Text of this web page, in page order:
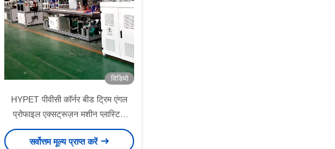
विडियो
HYPET पीवीसी कॉर्नर बीड ट्रिम एंगल
प्रोफाइल एक्सट्रूज़न मशीन प्लास्टिक
उत्पाद बनाने की मशीन निर्माता
सर्वोत्तम मूल्य प्राप्त करें